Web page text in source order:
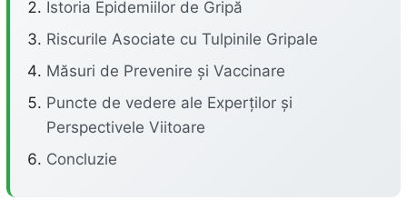
Istoria Epidemiilor de Gripă
Riscurile Asociate cu Tulpinile Gripale
Măsuri de Prevenire și Vaccinare
Puncte de vedere ale Experților și
Perspectivele Viitoare
Concluzie